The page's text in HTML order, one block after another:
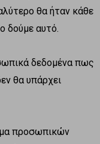
θα ήταν κάθε
δούμε αυτό.
δεδομένα πως
θα υπάρχει
προσωπικών